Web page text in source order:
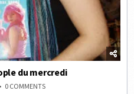
du mercredi
0 COMMENTSON